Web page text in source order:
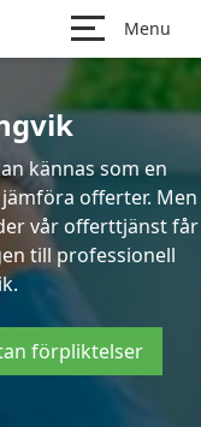
Menu
kännas som en
offerter. Men
vår offerttjänst får
till professionell
förpliktelser